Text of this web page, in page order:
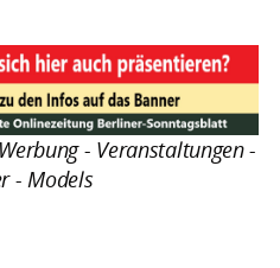
- Veranstaltungen -
- Models